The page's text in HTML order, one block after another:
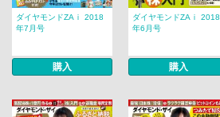
ダイヤモンドZAｉ 2018
年7月号
購入
ダイヤモンドZAｉ 2018
年6月号
購入